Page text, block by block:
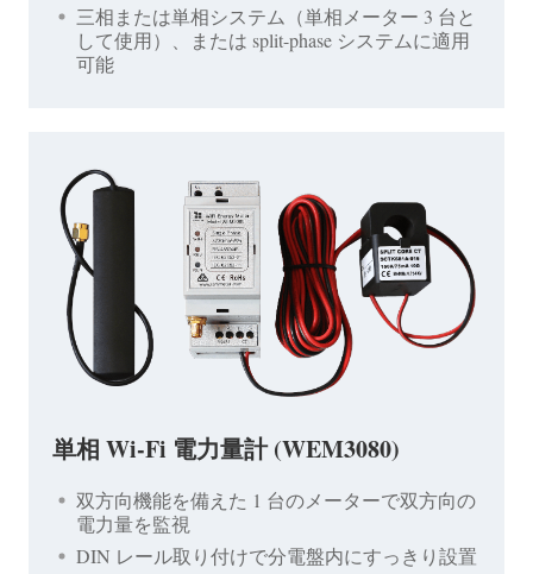
三相または単相システム（単相メーター 3 台と
して使用）、または split-phase システムに適用
可能
単相 Wi-Fi 電力量計 (WEM3080)
双方向機能を備えた 1 台のメーターで双方向の
電力量を監視
DIN レール取り付けで分電盤内にすっきり設置